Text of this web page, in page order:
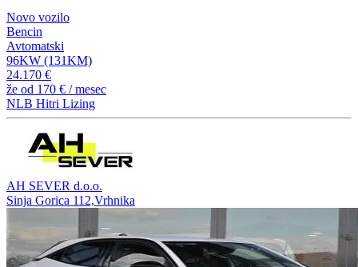
Novo vozilo
Bencin
Avtomatski
96KW (131KM)
24.170 €
že od 170 € / mesec
NLB Hitri Lizing
AH SEVER d.o.o.
Sinja Gorica 112,Vrhnika